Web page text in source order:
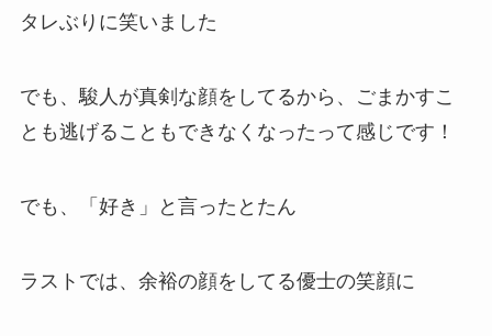
タレぶりに笑いました
でも、駿人が真剣な顔をしてるから、ごまかすこ
とも逃げることもできなくなったって感じです！
でも、「好き」と言ったとたん
ラストでは、余裕の顔をしてる優士の笑顔に